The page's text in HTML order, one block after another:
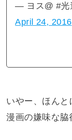
— ヨス@ #光
April 24, 2016
いやー、ほんと
漫画の嫌味な脇